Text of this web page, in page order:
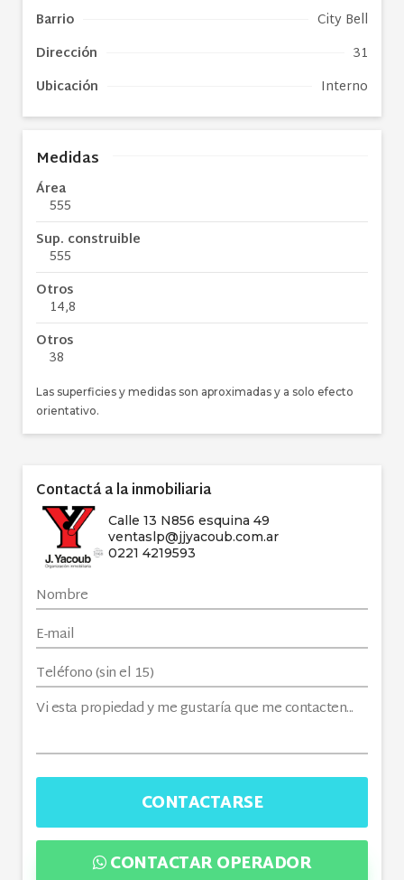
Barrio
City Bell
Dirección
31
Ubicación
Interno
Medidas
Área
555
Sup. construible
555
Otros
14,8
Otros
38
Las superficies y medidas son aproximadas y a solo efecto
orientativo.
Contactá a la inmobiliaria
Calle 13 N856 esquina 49
ventaslp@jjyacoub.com.ar
0221 4219593
CONTACTARSE
CONTACTAR OPERADOR